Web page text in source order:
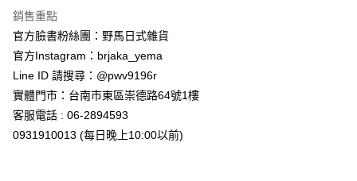
銷售重點
官方臉書粉絲團：野馬日式雜貨
官方Instagram：brjaka_yema
Line ID 請搜尋：@pwv9196r
實體門市：台南市東區崇德路64號1樓
客服電話 : 06-2894593
0931910013 (每日晚上10:00以前)